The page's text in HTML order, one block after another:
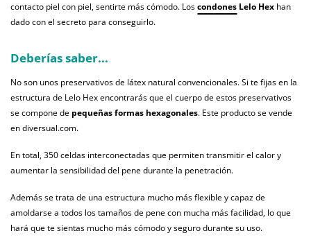
contacto piel con piel, sentirte más cómodo. Loscondones Lelo Hex han
dado con el secreto para conseguirlo.
Deberías saber...
No son unos preservativos de látex natural convencionales. Si te fijas en la
estructura de Lelo Hex encontrarás que el cuerpo de estos preservativos
se compone de pequeñas formas hexagonales. Este producto se vende
en diversual.com.
En total, 350 celdas interconectadas que permiten transmitir el calor y
aumentar la sensibilidad del pene durante la penetración.
Además se trata de una estructura mucho más flexible y capaz de
amoldarse a todos los tamaños de pene con mucha más facilidad, lo que
hará que te sientas mucho más cómodo y seguro durante su uso.